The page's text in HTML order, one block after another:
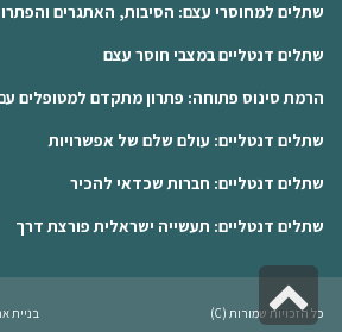
שתלים למחוסרי עצם: הסיבות, האתגרים
שתלים דנטליים במצבי חוסר עצם
הרמת סינוס פתוחה: פתרון מתקדם למטופלים
שתלים דנטליים: עולם שלם של אפשרויות
שתלים דנטליים: חברות שכדאי להכיר
שתלים דנטליים: תעשייה ישראלית פורצת דרך
כל הזכויות שמורות (C) בניית גלילה